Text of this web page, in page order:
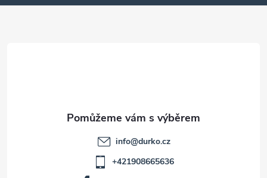
a
info@durko.cz
+421908665636